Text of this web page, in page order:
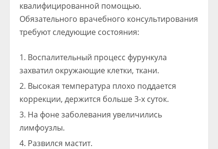
квалифицированной помощью.
Обязательного врачебного консультирования
требуют следующие состояния:
Воспалительный процесс фурункула
захватил окружающие клетки, ткани.
Высокая температура плохо поддается
коррекции, держится больше 3-х суток.
На фоне заболевания увеличились
лимфоузлы.
Развился мастит.